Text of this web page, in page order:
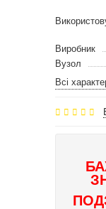
Виробник
Вузол
Всі